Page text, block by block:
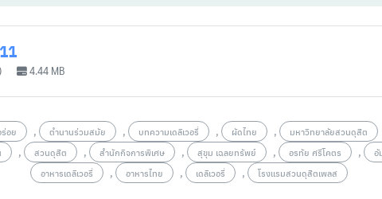
4.44 MB
อย , ตำนานร่วมสมัย , บทความเดลิเวอรี่ , ผัดไทย , มหาวิทยาลัยสวนดุสิต
, สวนดุสิต , สำนักกิจการพิเศษ , สุขุม เฉลยทรัพย์ , อรทัย ศรีโคตร , อั
อาหารเดลิเวอรี่ , อาหารไทย , เดลิเวอรี่ , โรงแรมสวนดุสิตเพลส